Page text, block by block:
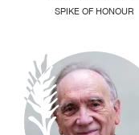
SPIKE OF HONOUR